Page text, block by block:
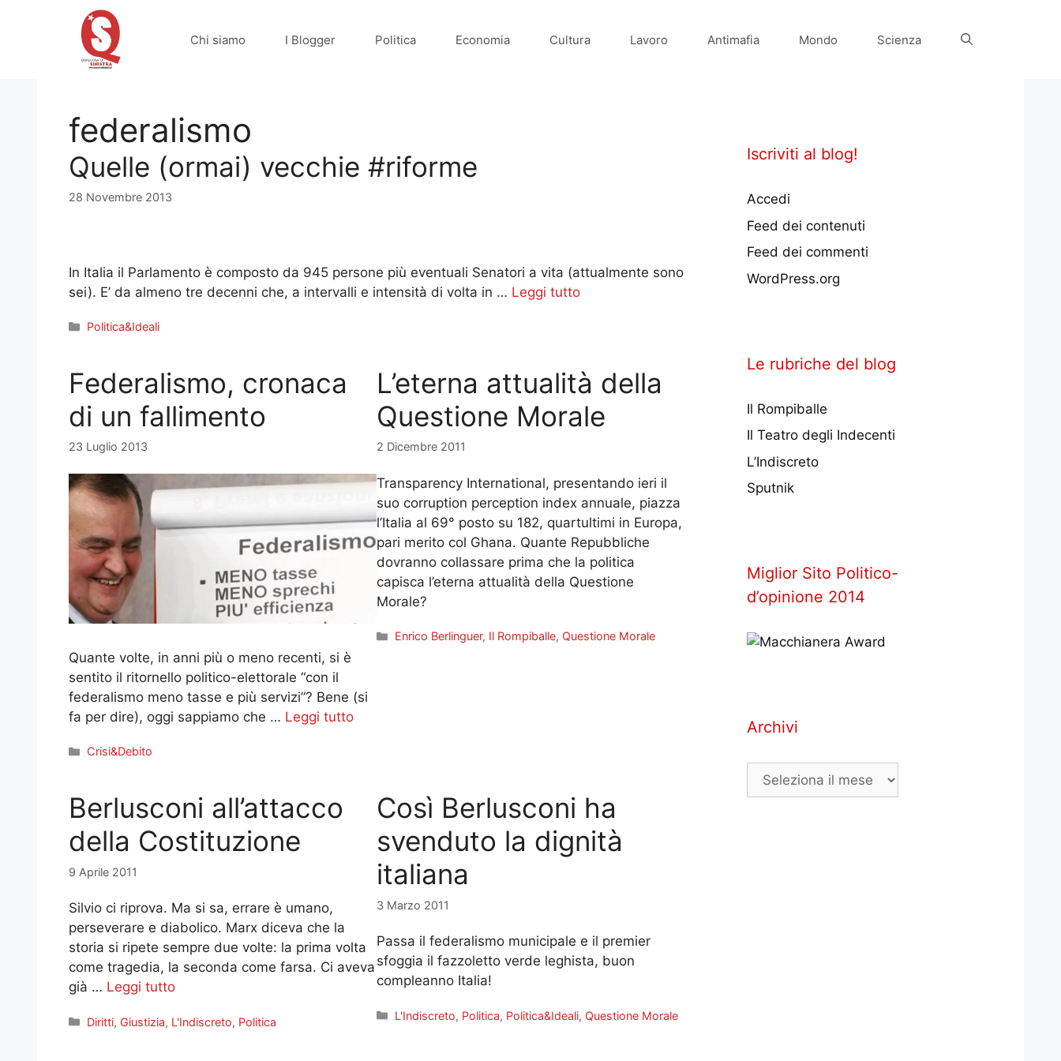
Chi siamo I Blogger Politica Economia Cultura Lavoro Antimafia Mondo Scienza
federalismo
Quelle (ormai) vecchie #riforme
28 Novembre 2013
In Italia il Parlamento è composto da 945 persone più eventuali Senatori a vita (attualmente sono
sei). E’ da almeno tre decenni che, a intervalli e intensità di volta in … Leggi tutto
Categorie
Politica&Ideali
Federalismo, cronaca
di un fallimento
23 Luglio 2013
Quante volte, in anni più o meno recenti, si è
sentito il ritornello politico-elettorale “con il
federalismo meno tasse e più servizi”? Bene (si
fa per dire), oggi sappiamo che … Leggi tutto
Categorie
Crisi&Debito
L’eterna attualità della
Questione Morale
2 Dicembre 2011
Transparency International, presentando ieri il
suo corruption perception index annuale, piazza
l’Italia al 69° posto su 182, quartultimi in Europa,
pari merito col Ghana. Quante Repubbliche
dovranno collassare prima che la politica
capisca l’eterna attualità della Questione
Morale?
Categorie
Enrico Berlinguer, Il Rompiballe, Questione Morale
Berlusconi all’attacco
della Costituzione
9 Aprile 2011
Silvio ci riprova. Ma si sa, errare è umano,
perseverare e diabolico. Marx diceva che la
storia si ripete sempre due volte: la prima volta
come tragedia, la seconda come farsa. Ci aveva
già … Leggi tutto
Categorie
Diritti, Giustizia, L'Indiscreto, Politica
Così Berlusconi ha
svenduto la dignità
italiana
3 Marzo 2011
Passa il federalismo municipale e il premier
sfoggia il fazzoletto verde leghista, buon
compleanno Italia!
Categorie
L'Indiscreto, Politica, Politica&Ideali, Questione Morale
Iscriviti al blog!
Accedi
Feed dei contenuti
Feed dei commenti
WordPress.org
Le rubriche del blog
Il Rompiballe
Il Teatro degli Indecenti
L’Indiscreto
Sputnik
Miglior Sito Politico-
d’opinione 2014
Archivi
Archivi